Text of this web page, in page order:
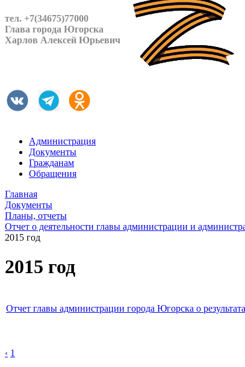
тел. +7(34675)77000
Глава города Югорска
Харлов Алексей Юрьевич
Администрация
Документы
Гражданам
Обращения
Главная
Документы
Планы, отчеты
Отчет о деятельности главы администрации и
2015 год
2015 год
Отчет главы администрации города Югорска о
‹ 1